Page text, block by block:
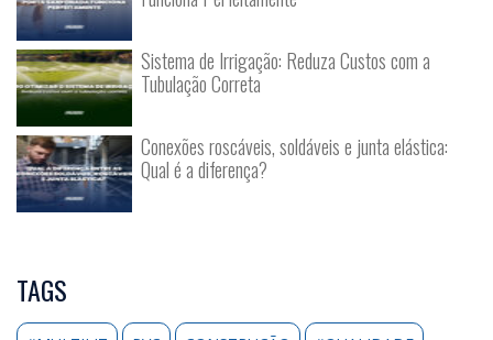
Sistema de Irrigação: Reduza Custos com a
Tubulação Correta
Conexões roscáveis, soldáveis e junta elástica:
Qual é a diferença?
TAGS